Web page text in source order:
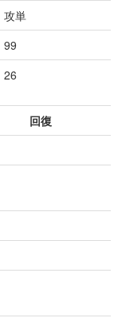
攻単
99
26
回復